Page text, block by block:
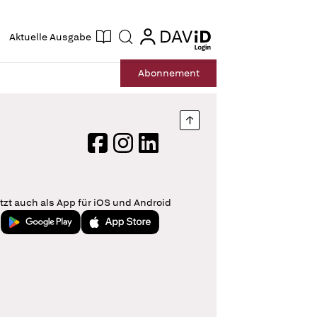
Aktuelle Ausgabe Suche login
login
Abonnement
Nach oben springen
FacebookInstagram
LinkedIn
auch als App für iOS und Android
Jetzt bei Google PlayLaden im App Store